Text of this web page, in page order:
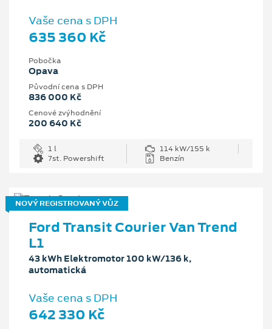
Vaše cena s DPH
635 360 Kč
Pobočka
Opava
Původní cena s DPH
836 000 Kč
Cenové zvýhodnění
200 640 Kč
1 l
114 kW/155 k
7st. Powershift
Benzín
NOVÝ REGISTROVANÝ VŮZ
Ford Transit Courier Van Trend
L1
43 kWh Elektromotor 100 kW/136 k,
automatická
Vaše cena s DPH
642 330 Kč